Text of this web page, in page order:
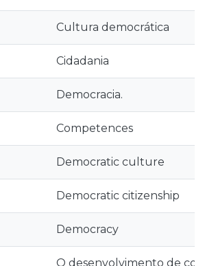
Cultura democrática
Cidadania
Democracia.
Competences
Democratic culture
Democratic citizenship
Democracy
O desenvolvimento de